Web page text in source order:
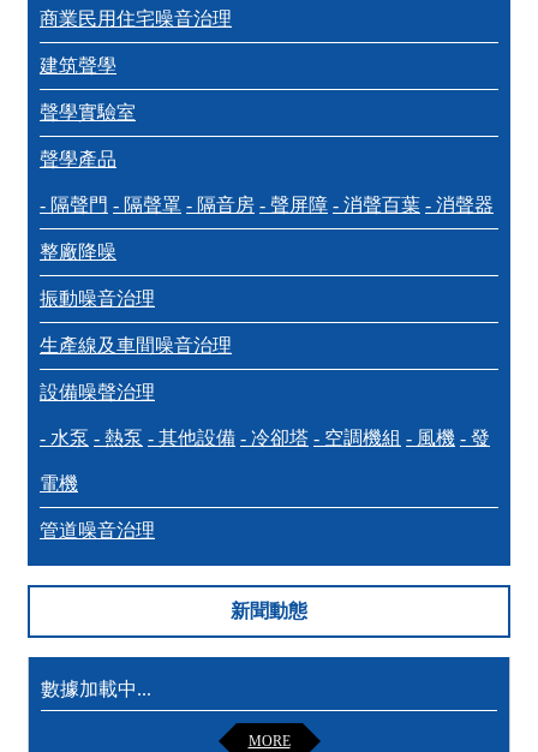
商業民用住宅噪音治理
建筑聲學
聲學實驗室
聲學產品
- 隔聲門 - 隔聲罩 - 隔音房 - 聲屏障 - 消聲百葉 - 消聲器
整廠降噪
振動噪音治理
生產線及車間噪音治理
設備噪聲治理
- 水泵 - 熱泵 - 其他設備 - 冷卻塔 - 空調機組 - 風機 - 發
電機
管道噪音治理
新聞動態
數據加載中...
MORE